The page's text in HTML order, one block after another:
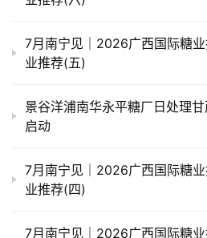
7月南宁见｜2026广西国际糖
业推荐(五)
景谷洋浦南华永平糖厂日处理
启动
7月南宁见｜2026广西国际糖
业推荐(四)
7月南宁见｜2026广西国际糖